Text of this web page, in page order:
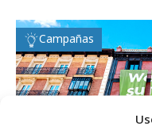
Campañas